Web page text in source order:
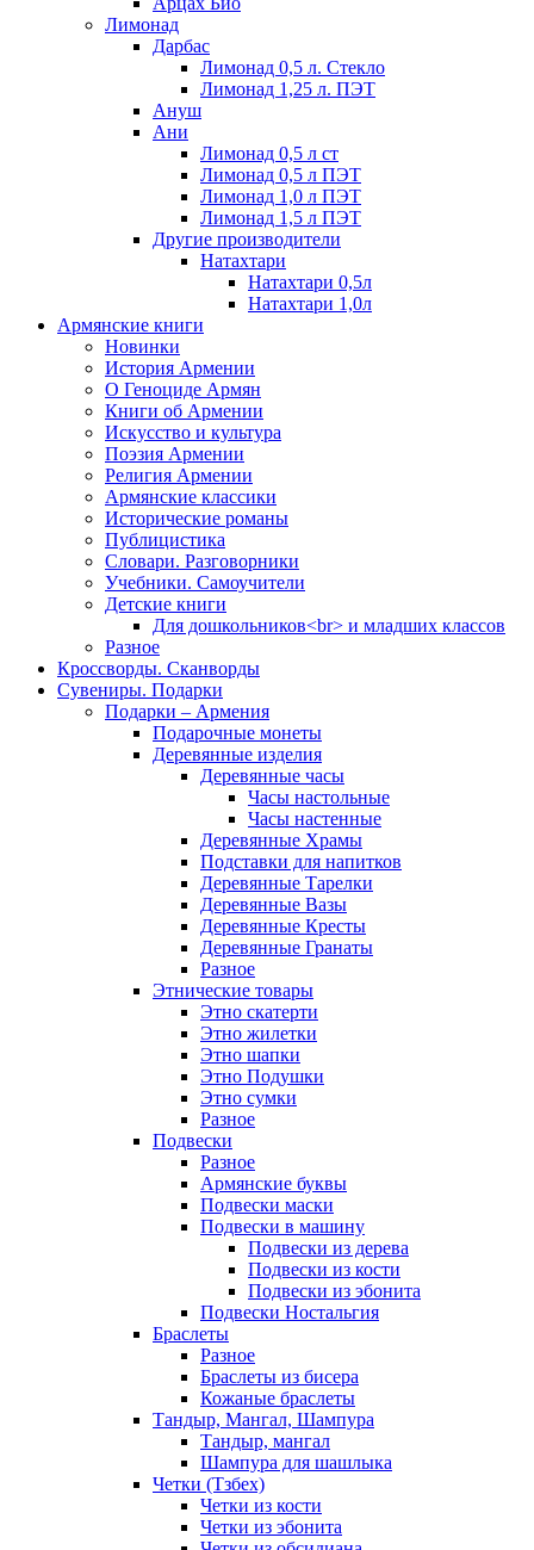
Лимонад
Дарбас
Лимонад 0,5 л. Стекло
Лимонад 1,25 л. ПЭТ
Ануш
Ани
Лимонад 0,5 л ст
Лимонад 0,5 л ПЭТ
Лимонад 1,0 л ПЭТ
Лимонад 1,5 л ПЭТ
Другие производители
Натахтари
Натахтари 0,5л
Натахтари 1,0л
Армянские книги
Новинки
История Армении
О Геноциде Армян
Книги об Армении
Иcкусство и культура
Поэзия Армении
Религия Армении
Армянские классики
Исторические романы
Публицистика
Словари. Разговорники
Учебники. Самоучители
Детские книги
Для дошкольников<br> и младших классов
Разное
Кроссворды. Сканворды
Сувениры. Подарки
Подарки – Армения
Подарочные монеты
Деревянные изделия
Деревянные часы
Часы настольные
Часы настенные
Деревянные Храмы
Подставки для напитков
Деревянные Тарелки
Деревянные Вазы
Деревянные Кресты
Деревянные Гранаты
Разное
Этнические товары
Этно скатерти
Этно жилетки
Этно шапки
Этно Подушки
Этно сумки
Разное
Подвески
Разное
Армянские буквы
Подвески маски
Подвески в машину
Подвески из дерева
Подвески из кости
Подвески из эбонита
Подвески Ностальгия
Браслеты
Разное
Браслеты из бисера
Кожаные браслеты
Тандыр, Мангал, Шампура
Тандыр, мангал
Шампура для шашлыка
Четки (Тзбех)
Четки из кости
Четки из эбонита